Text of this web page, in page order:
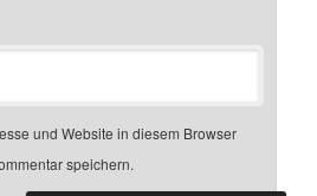
und Website in diesem Browser
speichern.